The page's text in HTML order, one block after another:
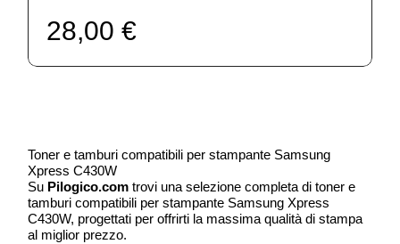
28,00 €
Toner e tamburi compatibili per stampante Samsung
Xpress C430W
Su Pilogico.com trovi una selezione completa di toner e
tamburi compatibili per stampante Samsung Xpress
C430W, progettati per offrirti la massima qualità di stampa
al miglior prezzo.